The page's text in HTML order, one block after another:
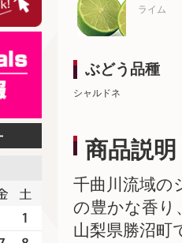
ライム
ぶどう品種
シャルドネ
商品説明
千曲川流域の
の豊かな香り
山梨県勝沼町